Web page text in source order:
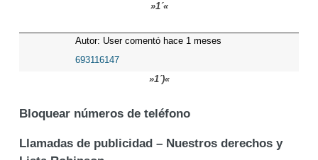
»1´«
Autor: User comentó hace 1 meses
693116147
»1´)«
Bloquear números de teléfono
Llamadas de publicidad – Nuestros derechos y